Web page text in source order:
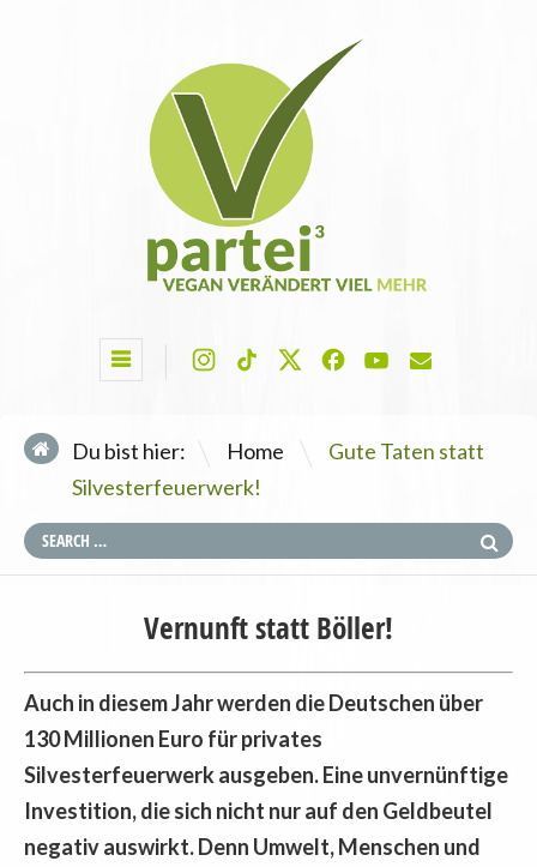
Du bist hier: Home \
Gute Taten statt
Silvesterfeuerwerk!
Vernunft statt Böller!
Auch in diesem Jahr werden die Deutschen über
130 Millionen Euro für privates
Silvesterfeuerwerk ausgeben. Eine unvernünftige
Investition, die sich nicht nur auf den Geldbeutel
negativ auswirkt. Denn Umwelt, Menschen und